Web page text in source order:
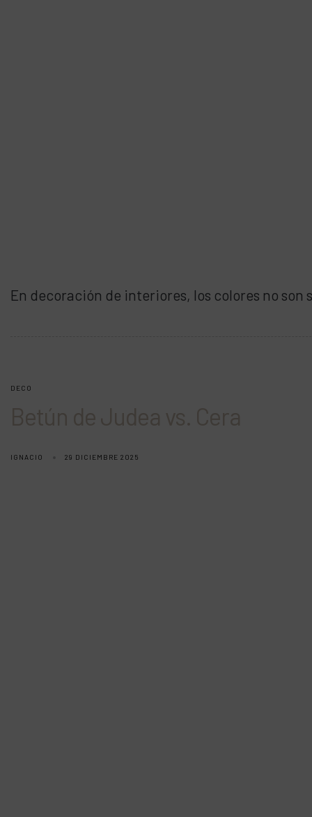
En decoración de interiores, los colores no
DECO
IGNACIO 29 DICIEMBRE 2025